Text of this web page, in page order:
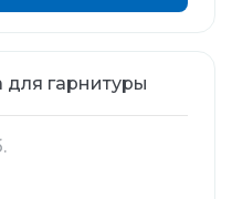
гарнитуры